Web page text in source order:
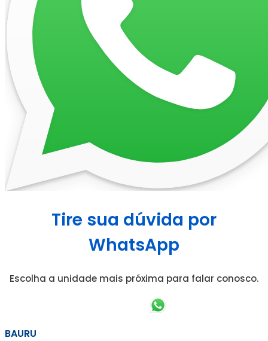
Tire sua dúvida por
WhatsApp
Escolha a unidade mais próxima para falar conosco.
BAURU